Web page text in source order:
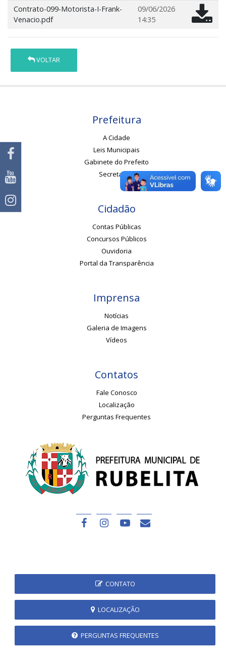
Contrato-099-Motorista-I-Frank-
Venacio.pdf
09/06/2026
14:35
VOLTAR
Prefeitura
A Cidade
Leis Municipais
Gabinete do Prefeito
Secretarias
Cidadão
Contas Públicas
Concursos Públicos
Ouvidoria
Portal da Transparência
Imprensa
Notícias
Galeria de Imagens
Vídeos
Contatos
Fale Conosco
Localização
Perguntas Frequentes
CONTATO
LOCALIZAÇÃO
PERGUNTAS FREQUENTES